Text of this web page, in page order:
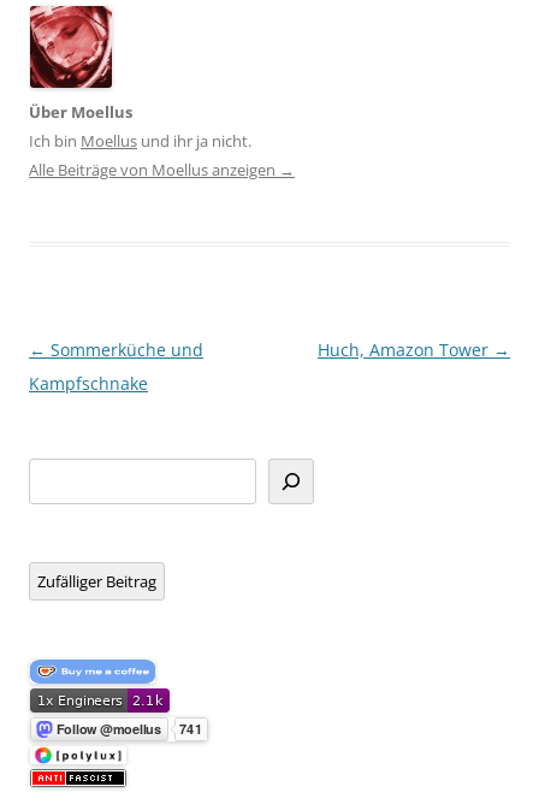
Über Moellus
Ich bin Moellus und ihr ja nicht.
Alle Beiträge von Moellus anzeigen →
Beitragsnavigation
← Sommerküche und
Kampfschnake
Huch, Amazon Tower →
Zufälliger Beitrag